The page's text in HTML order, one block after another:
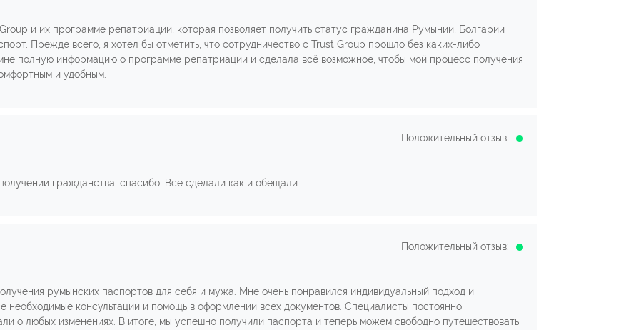
и их программе репатриации, которая позволяет получить статус гражданина Румынии, Болгарии
Прежде всего, я хотел бы отметить, что сотрудничество с Trust Group прошло без каких-либо
полную информацию о программе репатриации и сделала всё возможное, чтобы мой процесс получения
и удобным.
Положительный отзыв:
гражданства, спасибо. Все сделали как и обещали
Положительный отзыв:
румынских паспортов для себя и мужа. Мне очень понравился индивидуальный подход и
необходимые консультации и помощь в оформлении всех документов. Специалисты постоянно
о любых изменениях. В итоге, мы успешно получили паспорта и теперь можем свободно путешествовать